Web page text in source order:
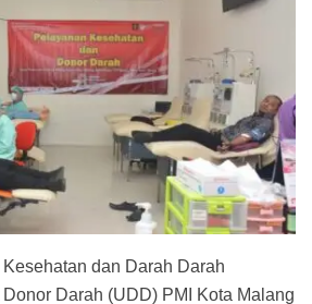
dan Darah Darah
Darah (UDD) PMI Kota Malang